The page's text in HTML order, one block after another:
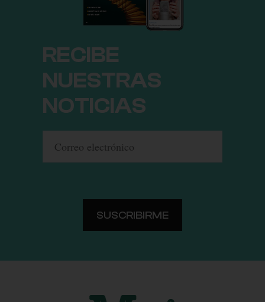
RECIBE
NUESTRAS
NOTICIAS